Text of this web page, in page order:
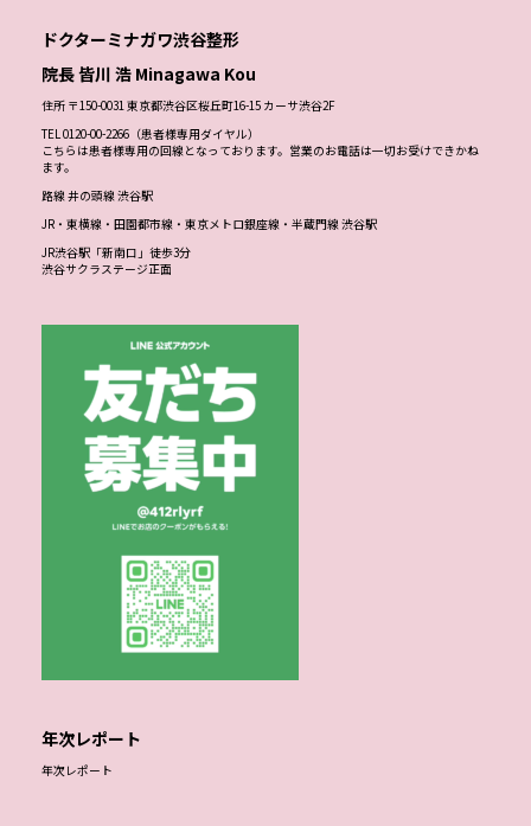
ドクターミナガワ渋谷整形
院長 皆川 浩 Minagawa Kou
住所 〒150-0031 東京都渋谷区桜丘町16-15 カーサ渋谷2F
TEL 0120-00-2266（患者様専用ダイヤル）
こちらは患者様専用の回線となっております。営業のお電話は一切お受けできかね
ます。
路線 井の頭線 渋谷駅
JR・東横線・田園都市線・東京メトロ銀座線・半蔵門線 渋谷駅
JR渋谷駅「新南口」徒歩3分
渋谷サクラステージ正面
年次レポート
年次レポート